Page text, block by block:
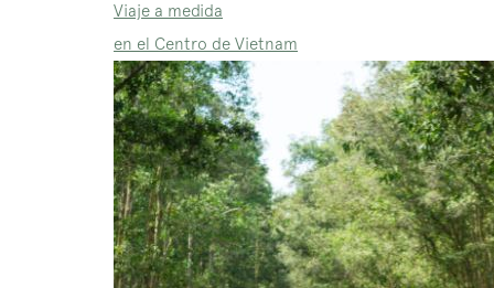
Viaje a medida
en el Centro de Vietnam